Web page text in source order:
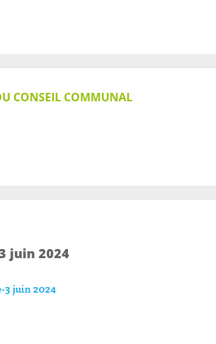
CONSEIL COMMUNAL
juin 2024
3 juin 2024